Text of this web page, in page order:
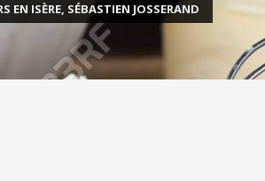
EN ISÈRE, SÉBASTIEN JOSSERAND